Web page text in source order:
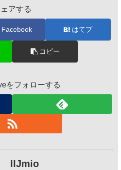
アする
Facebook はてブ
コピー
をフォローする
IIJmio